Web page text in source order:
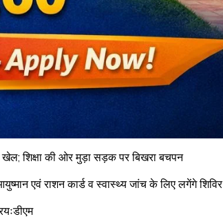
खेल; शिक्षा की ओर मुड़ा सड़क पर बिखरा बचपन
एवं राशन कार्ड व स्वास्थ्य जांच के लिए लगेंगे शिविर